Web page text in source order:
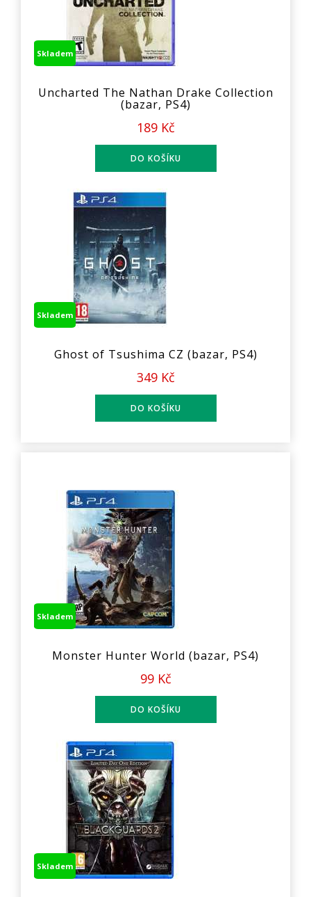
Skladem
Uncharted The Nathan Drake Collection
(bazar, PS4)
189 Kč
Skladem
Ghost of Tsushima CZ (bazar, PS4)
349 Kč
Skladem
Monster Hunter World (bazar, PS4)
99 Kč
Skladem